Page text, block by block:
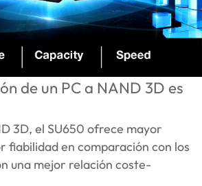
de un PC a NAND 3D es
3D, el SU650 ofrece mayor
fiabilidad en comparación con los
una mejor relación coste-